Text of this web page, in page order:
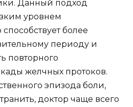
Данный подход
уровнем
более
периоду и
повторного
желчных протоков.
эпизода боли,
доктор чаще всего